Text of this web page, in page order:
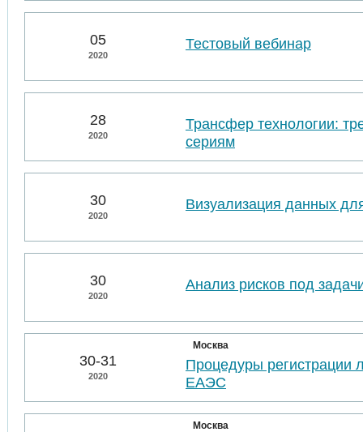
05
2020
Тестовый вебинар
28
2020
Трансфер технологии:
сериям
30
2020
Визуализация данных
30
2020
Анализ рисков под
30-31
2020
Москва
Процедуры регистрации
ЕАЭС
Москва